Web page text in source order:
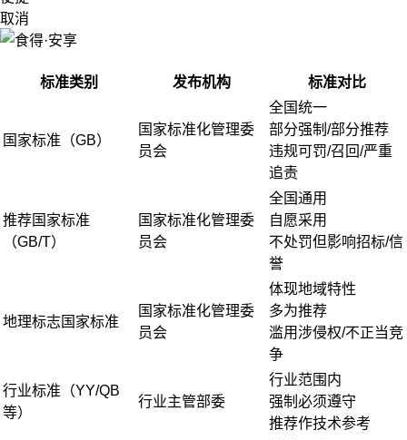
取消
标准类别 发布机构 标准对比
国家标准（GB）
国家标准化管理委
员会
全国统一
部分强制/部分推荐
违规可罚/召回/严重
追责
推荐国家标准
（GB/T）
国家标准化管理委
员会
全国通用
自愿采用
不处罚但影响招标/信
誉
地理标志国家标准
国家标准化管理委
员会
体现地域特性
多为推荐
滥用涉侵权/不正当竞
争
行业标准（YY/QB
等）
行业主管部委
行业范围内
强制必须遵守
推荐作技术参考